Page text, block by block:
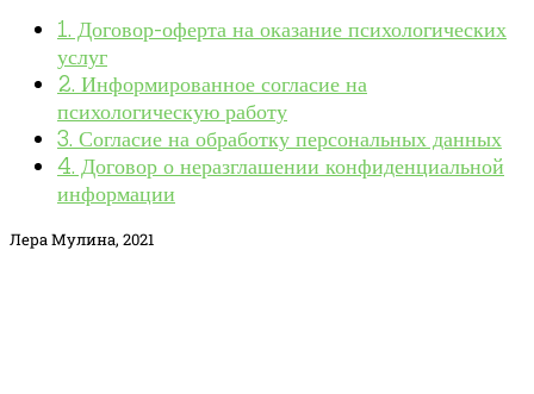
1. Договор-оферта на оказание психологических
услуг
2. Информированное согласие на
психологическую работу
3. Согласие на обработку персональных данных
4. Договор о неразглашении конфиденциальной
информации
Лера Мулина, 2021